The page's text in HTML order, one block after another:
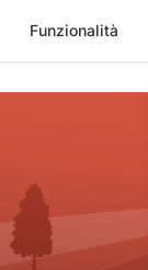
Funzionalità